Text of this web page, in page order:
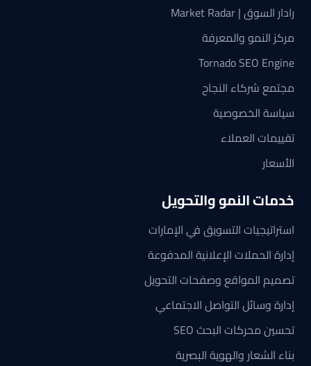
رادار السوق | Market Radar
مركز النمو والمعرفة
Tornado SEO Engine
مجتمع شركاء النجاح
سياسة الخصوصية
تقييمات العملاء
الأسعار
خدمات النمو والتحويل
استراتيجيات التسويق في الإمارات
إدارة الحملات الإعلانية المدفوعة
تصميم المواقع وصفحات التحويل
إدارة وسائل التواصل الاجتماعي
تحسين محركات البحث SEO
بناء الشعار والهوية البصرية